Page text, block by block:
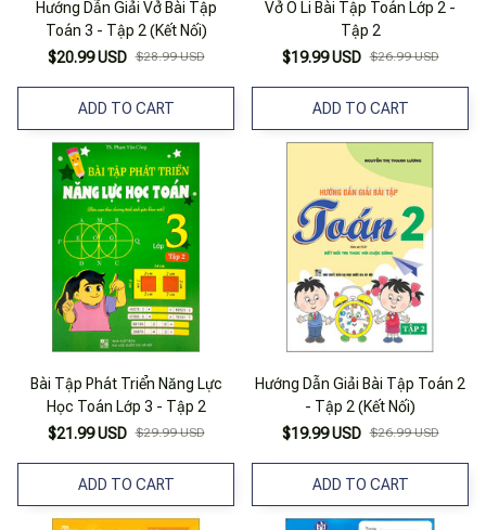
Hướng Dẫn Giải Vở Bài Tập
Toán 3 - Tập 2 (Kết Nối)
$20.99 USD $28.99 USD
ADD TO CART
Vở Ô Li Bài Tập Toán Lớp 2 -
Tập 2
$19.99 USD $26.99 USD
ADD TO CART
Bài Tập Phát Triển Năng Lực
Học Toán Lớp 3 - Tập 2
$21.99 USD $29.99 USD
ADD TO CART
Hướng Dẫn Giải Bài Tập Toán 2
- Tập 2 (Kết Nối)
$19.99 USD $26.99 USD
ADD TO CART